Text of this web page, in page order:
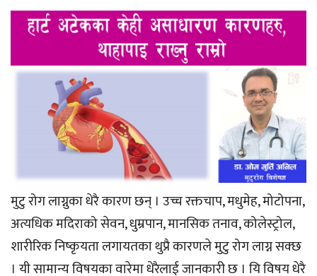
मुटु रोग लाग्नुका धेरै कारण छन् । उच्च रक्तचाप, मधुमेह, मोटोपना,
अत्यधिक मदिराको सेवन, धुम्रपान, मानसिक तनाव, कोलेस्ट्रोल,
शारीरिक निष्कृयता लगायतका थुप्रै कारणले मुटु रोग लाग्न सक्छ
। यी सामान्य विषयका वारेमा धेरैलाई जानकारी छ । यि विषय धेरै